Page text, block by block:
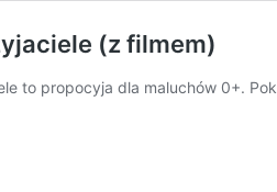
(z filmem)
to propocyja dla maluchów 0+.